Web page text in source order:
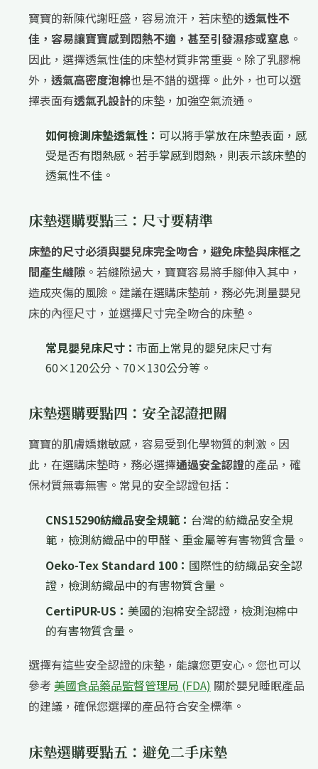
寶寶的新陳代謝旺盛，容易流汗，若床墊的透氣性不
佳，容易讓寶寶感到悶熱不適，甚至引發濕疹或窒息 。
因此，選擇透氣性佳的床墊材質非常重要。除了乳膠棉
外， 透氣高密度泡棉也是不錯的選擇。此外，也可以選
擇表面有透氣孔設計的床墊，加強空氣流通。
如何檢測床墊透氣性： 可以將手掌放在床墊表面，感
受是否有悶熱感。若手掌感到悶熱，則表示該床墊的
透氣性不佳。
床墊選購要點三：尺寸要精準
床墊的尺寸必須與嬰兒床完全吻合，避免床墊與床框之
間產生縫隙 。若縫隙過大，寶寶容易將手腳伸入其中，
造成夾傷的風險。建議在選購床墊前，務必先測量嬰兒
床的內徑尺寸，並選擇尺寸完全吻合的床墊。
常見嬰兒床尺寸： 市面上常見的嬰兒床尺寸有
60×120公分、70×130公分等。
床墊選購要點四：安全認證把關
寶寶的肌膚嬌嫩敏感，容易受到化學物質的刺激。因
此，在選購床墊時，務必選擇通過安全認證的產品，確
保材質無毒無害。常見的安全認證包括：
CNS15290紡織品安全規範： 台灣的紡織品安全規
範，檢測紡織品中的甲醛、重金屬等有害物質含量。
Oeko-Tex Standard 100： 國際性的紡織品安全認
證，檢測紡織品中的有害物質含量。
CertiPUR-US： 美國的泡棉安全認證，檢測泡棉中
的有害物質含量。
選擇有這些安全認證的床墊，能讓您更安心。您也可以
參考 美國食品藥品監督管理局 (FDA) 關於嬰兒睡眠產品
的建議，確保您選擇的產品符合安全標準。
床墊選購要點五：避免二手床墊